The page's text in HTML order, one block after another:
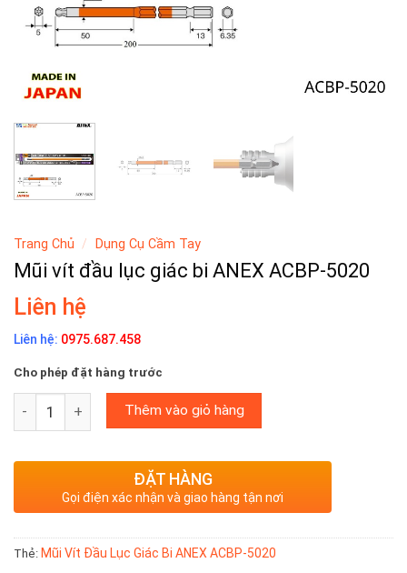
Trang Chủ / Dụng Cụ Cầm Tay
Mũi vít đầu lục giác bi ANEX ACBP-5020
Liên hệ
Liên hệ: 0975.687.458
Cho phép đặt hàng trước
Mũi vít đầu lục giác bi ANEX ACBP-5020 số lượng
Thêm vào giỏ hàng
ĐẶT HÀNG
Gọi điện xác nhận và giao hàng tận nơi
Thẻ: Mũi Vít Đầu Lục Giác Bi ANEX ACBP-5020